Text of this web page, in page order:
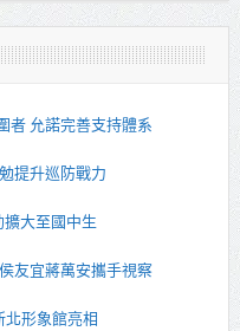
者 允諾完善支持體系
提升巡防戰力
大至國中生
友宜蔣萬安攜手視察
形象館亮相